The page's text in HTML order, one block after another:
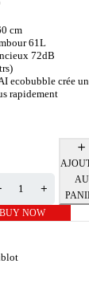
cm
61L
72dB
ecobubble crée
rapidement
AU
BUY NOW